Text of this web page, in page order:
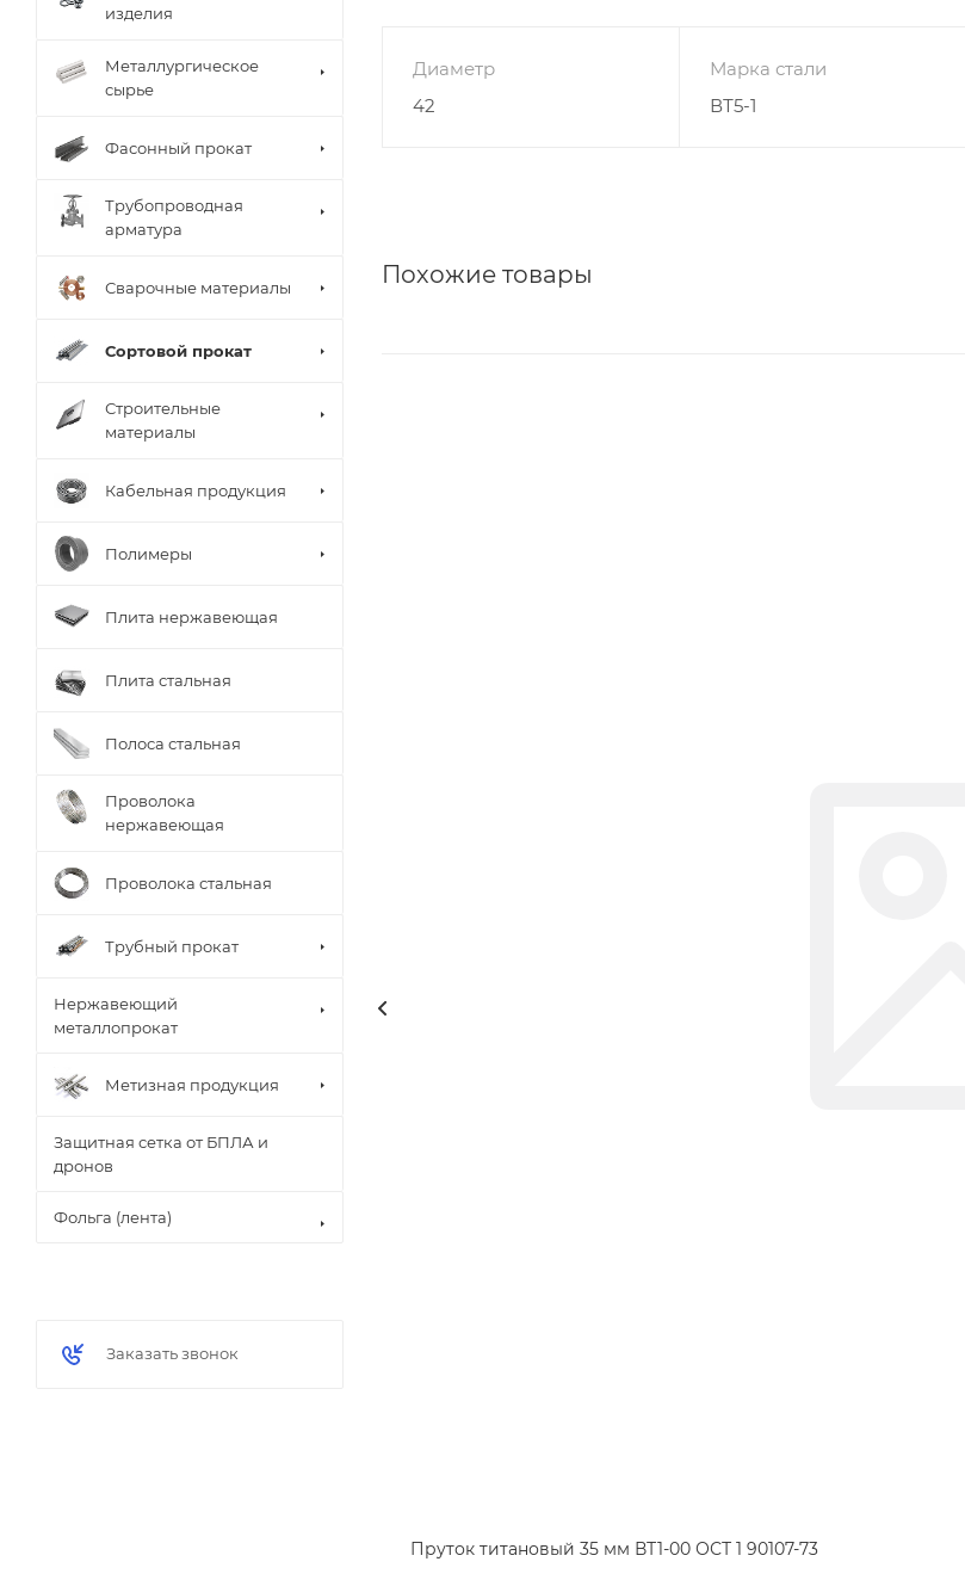
Диаметр
42
Марка стали
ВТ5-1
Похожие товары
Пруток титановый 35 мм ВТ1-00 ОСТ 1 90107-73
изделия
Металлургическое
сырье
Фасонный прокат
Трубопроводная
арматура
Сварочные материалы
Сортовой прокат
Строительные
материалы
Кабельная продукция
Полимеры
Плита нержавеющая
Плита стальная
Полоса стальная
Проволока
нержавеющая
Проволока стальная
Трубный прокат
Нержавеющий
металлопрокат
Метизная продукция
Защитная сетка от БПЛА и
дронов
Фольга (лента)
Заказать звонок